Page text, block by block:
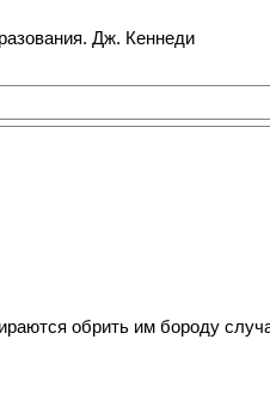
Дж. Кеннеди
обрить им бороду